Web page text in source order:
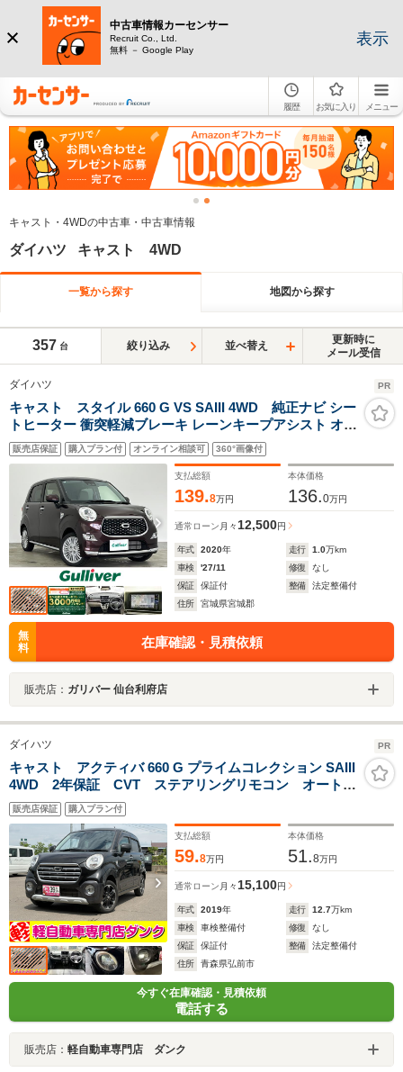
中古車情報カーセンサー
Recruit Co., Ltd.
無料 － Google Play
表示
履歴 お気に入り メニュー
キャスト・4WDの中古車・中古車情報
ダイハツ キャスト 4WD
一覧から探す 地図から探す
357 台 絞り込み 並べ替え
更新時に
メール受信
ダイハツ PR
キャスト スタイル 660 G VS SAIII 4WD 純正ナビ シー
トヒーター 衝突軽減ブレーキ レーンキープアシスト オー
トハイビーム ドライブレコーダー ETC LEDヘッドランプ
純正15インチAW/ノーマルタイヤセット車載 フルセグTV
Bluetoothオーディオ 禁煙車
販売店保証 購入プラン付 オンライン相談可 360°画像付
支払総額
139.8万円
本体価格
136.0万円
通常ローン 月々12,500円
年式 2020年 走行 1.0万km
車検
'27/11 修復
なし
保証
保証付 整備
法定整備付
住所
宮城県宮城郡
無
料
在庫確認・見積依頼
販売店： ガリバー 仙台利府店
ダイハツ PR
キャスト アクティバ 660 G プライムコレクション SAIII
4WD 2年保証 CVT ステアリングリモコン オートエ
アコン シートヒーター 電動格納ミラー 純正アルミ
ホイール装着 LEDヘッドライト フォグランプ プッ
シュスタート
販売店保証 購入プラン付
支払総額
59.8万円
本体価格
51.8万円
通常ローン 月々15,100円
年式 2019年 走行 12.7万km
車検
車検整備付 修復
なし
保証
保証付 整備
法定整備付
住所
青森県弘前市
今すぐ在庫確認・見積依頼
電話する
販売店： 軽自動車専門店 ダンク